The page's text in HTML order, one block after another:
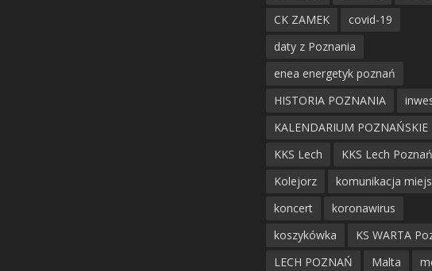
CK ZAMEK
covid-19
daty z Poznania
enea energetyk poznań
HISTORIA POZNANIA
KALENDARIUM POZNAŃSKIE
KKS Lech
KKS Lech Poznań
Kolejorz
komunikacja
koncert
koronawirus
koszykówka
KS WARTA
LECH POZNAŃ
Malta